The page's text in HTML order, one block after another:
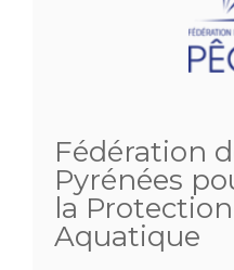
Fédération
Pyrénées
la
Aquatique